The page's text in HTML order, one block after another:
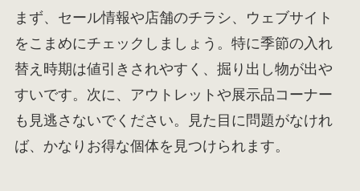
まず、セール情報や店舗のチラシ、ウェブサイト
をこまめにチェックしましょう。特に季節の入れ
替え時期は値引きされやすく、掘り出し物が出や
すいです。次に、アウトレットや展示品コーナー
も見逃さないでください。見た目に問題がなけれ
ば、かなりお得な個体を見つけられます。